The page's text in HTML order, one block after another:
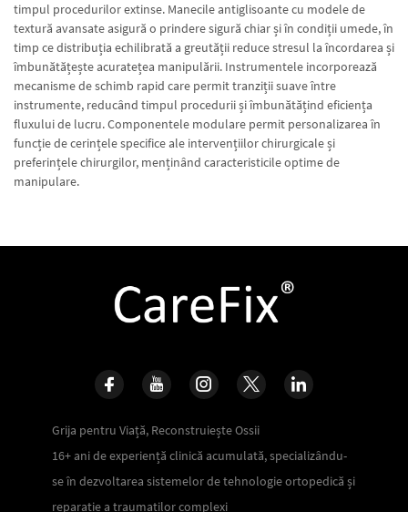
timpul procedurilor extinse. Manecile antiglisoante cu modele de
textură avansate asigură o prindere sigură chiar și în condiții umede, în
timp ce distribuția echilibrată a greutății reduce stresul la încordarea și
îmbunătățește acuratețea manipulării. Instrumentele incorporează
mecanisme de schimb rapid care permit tranziții suave între
instrumente, reducând timpul procedurii și îmbunătățind eficiența
fluxului de lucru. Componentele modulare permit personalizarea în
funcție de cerințele specifice ale intervențiilor chirurgicale și
preferințele chirurgilor, menținând caracteristicile optime de
manipulare.
Grija pentru Viață, Reconstruiește Ossii
16+ ani de experiență clinică acumulată, specializându-
se în dezvoltarea sistemelor de tehnologie ortopedică și
reparație a traumaților complexi